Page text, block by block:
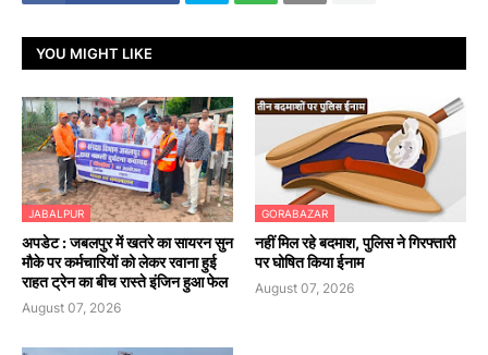
YOU MIGHT LIKE
JABALPUR
अपडेट : जबलपुर में खतरे का सायरन सुन
मौके पर कर्मचारियों को लेकर रवाना हुई
राहत ट्रेन का बीच रास्ते इंजिन हुआ फेल
August 07, 2026
GORABAZAR
नहीं मिल रहे बदमाश, पुलिस ने गिरफ्तारी
पर घोषित किया ईनाम
August 07, 2026